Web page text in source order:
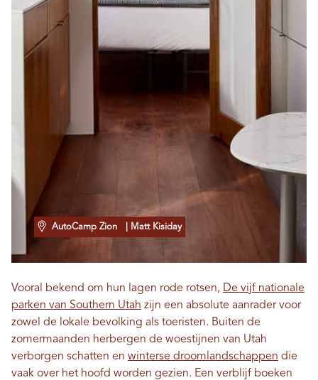
AutoCamp Zion | Matt Kisiday
Vooral bekend om hun lagen rode rotsen, De vijf nationale
parken van Southern Utah zijn een absolute aanrader voor
zowel de lokale bevolking als toeristen. Buiten de
zomermaanden herbergen de woestijnen van Utah
verborgen schatten en winterse droomlandschappen die
vaak over het hoofd worden gezien. Een verblijf boeken